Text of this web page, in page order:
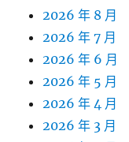
2026 年 8 月
2026 年 7 月
2026 年 6 月
2026 年 5 月
2026 年 4 月
2026 年 3 月